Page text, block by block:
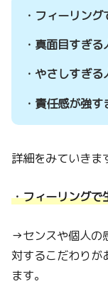
・フィーリン
・真面目すぎる
・やさしすぎる
・責任感が強す
詳細をみていきま
・フィーリングで
→センスや個人の
対するこだわりが
ます。